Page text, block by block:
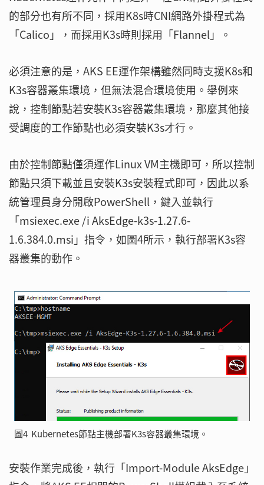
的部分也有所不同，採用K8s時CNI網路外掛程式為
「Calico」，而採用K3s時則採用「Flannel」。
必須注意的是，AKS EE運作架構雖然同時支援K8s和
K3s容器叢集環境，但無法混合環境使用。舉例來
說，控制節點若安裝K3s容器叢集環境，那麼其他接
受調度的工作節點也必須安裝K3s才行。
由於控制節點僅須運作Linux VM主機即可，所以控制
節點只須下載並且安裝K3s安裝程式即可，因此以系
統管理員身分開啟PowerShell，鍵入並執行
「msiexec.exe /i AksEdge-k3s-1.27.6-
1.6.384.0.msi」指令，如圖4所示，執行部署K3s容
器叢集的動作。
圖4 Kubernetes節點主機部署K3s容器叢集環境。
安裝作業完成後，執行「Import-Module AksEdge」